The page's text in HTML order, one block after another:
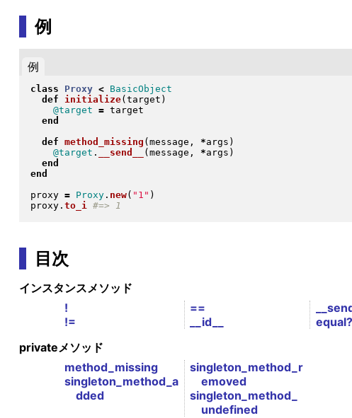
例
例
class Proxy <
BasicObject
def
initialize( target )
@target = target
end
def method_missing ( message, *args )
@target . __send__ ( message, *args )
end
end
proxy = Proxy. new( " 1 " )
proxy. to_i
目次
インスタンスメソッド
!
!=
==
__id__
equal?
privateメソッド
method_missing
singleton_method_a
dded
singleton_method_r
emoved
singleton_method_
undefined